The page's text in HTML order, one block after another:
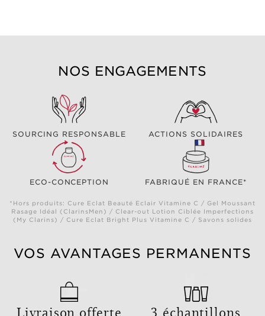
NOS ENGAGEMENTS
SOURCING RESPONSABLE ACTIONS SOLIDAIRES
ECO-CONCEPTION FABRIQUÉ EN FRANCE*
*Hors produits: Cure Eclat Beauté Eclair Vitamine C / Gel Moussant
Rasage Idéal (ClarinsMen) / Clear-out Lotion Ciblée Imperfections
(My Clarins) / Cure Eclat Bright Plus Vitamine C / Savons solides
VOS AVANTAGES PERMANENTS
Livraison offerte 3 échantillons